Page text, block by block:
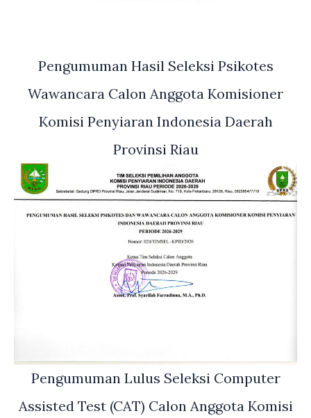
Pengumuman Hasil Seleksi Psikotes
Wawancara Calon Anggota Komisioner
Komisi Penyiaran Indonesia Daerah
Provinsi Riau
Pengumuman Lulus Seleksi Computer
Assisted Test (CAT) Calon Anggota Komisi